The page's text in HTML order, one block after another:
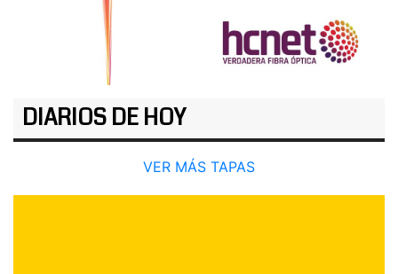
DIARIOS DE HOY
VER MÁS TAPAS